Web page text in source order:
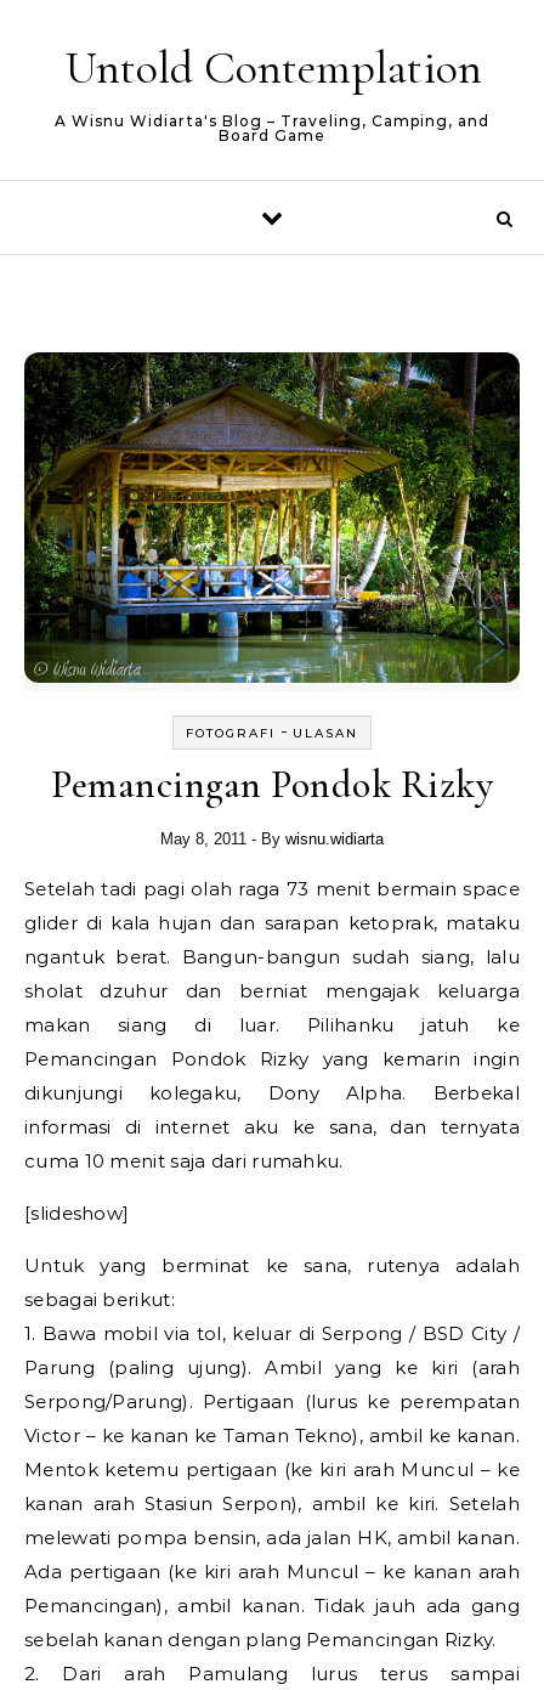
Untold Contemplation
A Wisnu Widiarta's Blog – Traveling, Camping, and
Board Game
FOTOGRAFI - ULASAN
Pemancingan Pondok Rizky
May 8, 2011 - By wisnu.widiarta
Setelah tadi pagi olah raga 73 menit bermain space
glider di kala hujan dan sarapan ketoprak, mataku
ngantuk berat. Bangun-bangun sudah siang, lalu
sholat dzuhur dan berniat mengajak keluarga
makan siang di luar. Pilihanku jatuh ke
Pemancingan Pondok Rizky yang kemarin ingin
dikunjungi kolegaku, Dony Alpha. Berbekal
informasi di internet aku ke sana, dan ternyata
cuma 10 menit saja dari rumahku.
[slideshow]
Untuk yang berminat ke sana, rutenya adalah
sebagai berikut:
1. Bawa mobil via tol, keluar di Serpong / BSD City /
Parung (paling ujung). Ambil yang ke kiri (arah
Serpong/Parung). Pertigaan (lurus ke perempatan
Victor – ke kanan ke Taman Tekno), ambil ke kanan.
Mentok ketemu pertigaan (ke kiri arah Muncul – ke
kanan arah Stasiun Serpon), ambil ke kiri. Setelah
melewati pompa bensin, ada jalan HK, ambil kanan.
Ada pertigaan (ke kiri arah Muncul – ke kanan arah
Pemancingan), ambil kanan. Tidak jauh ada gang
sebelah kanan dengan plang Pemancingan Rizky.
2. Dari arah Pamulang lurus terus sampai